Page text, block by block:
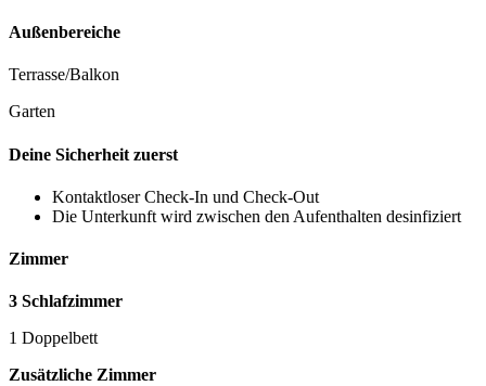
Außenbereiche
Terrasse/Balkon
Garten
Deine Sicherheit zuerst
Kontaktloser Check-In und Check-Out
Die Unterkunft wird zwischen den Aufenthalten desinfiziert
Zimmer
3 Schlafzimmer
1 Doppelbett
Zusätzliche Zimmer